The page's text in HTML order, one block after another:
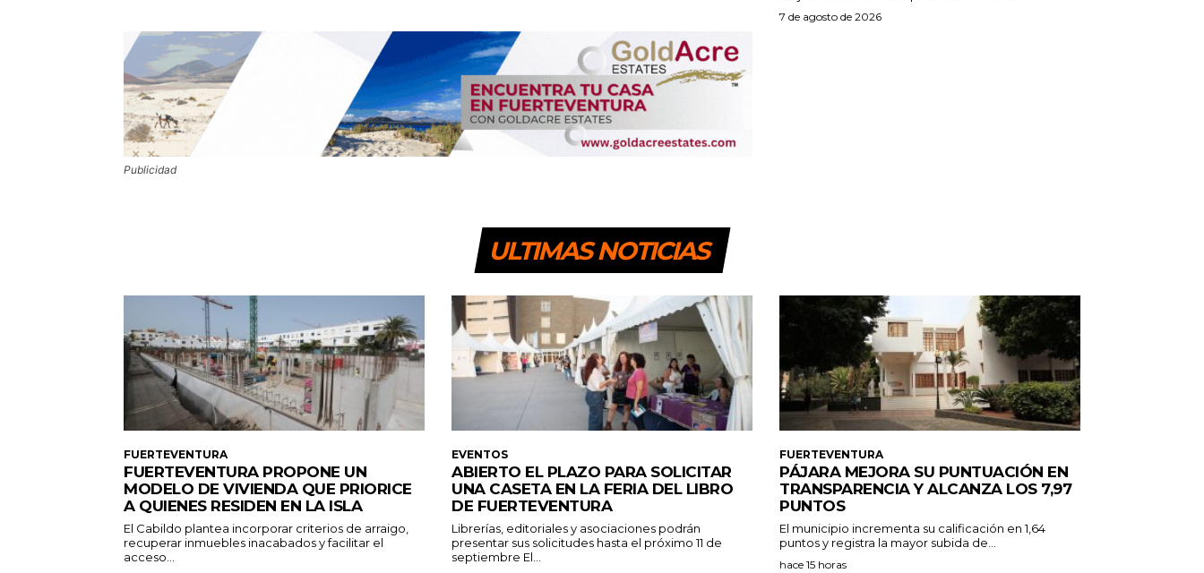
Publicidad
7 de agosto de 2026
ULTIMAS NOTICIAS
FUERTEVENTURA
FUERTEVENTURA PROPONE UN
MODELO DE VIVIENDA QUE PRIORICE
A QUIENES RESIDEN EN LA ISLA
El Cabildo plantea incorporar criterios de arraigo,
recuperar inmuebles inacabados y facilitar el
acceso...
EVENTOS
ABIERTO EL PLAZO PARA SOLICITAR
UNA CASETA EN LA FERIA DEL LIBRO
DE FUERTEVENTURA
Librerías, editoriales y asociaciones podrán
presentar sus solicitudes hasta el próximo 11 de
septiembre El...
FUERTEVENTURA
PÁJARA MEJORA SU PUNTUACIÓN EN
TRANSPARENCIA Y ALCANZA LOS 7,97
PUNTOS
El municipio incrementa su calificación en 1,64
puntos y registra la mayor subida de...
hace 15 horas